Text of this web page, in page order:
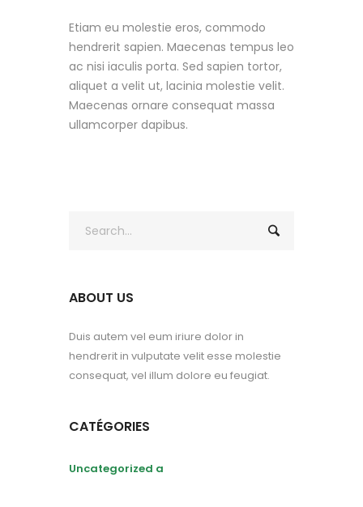
Etiam eu molestie eros, commodo
hendrerit sapien. Maecenas tempus leo
ac nisi iaculis porta. Sed sapien tortor,
aliquet a velit ut, lacinia molestie velit.
Maecenas ornare consequat massa
ullamcorper dapibus.
ABOUT US
Duis autem vel eum iriure dolor in
hendrerit in vulputate velit esse molestie
consequat, vel illum dolore eu feugiat.
CATÉGORIES
Uncategorized a